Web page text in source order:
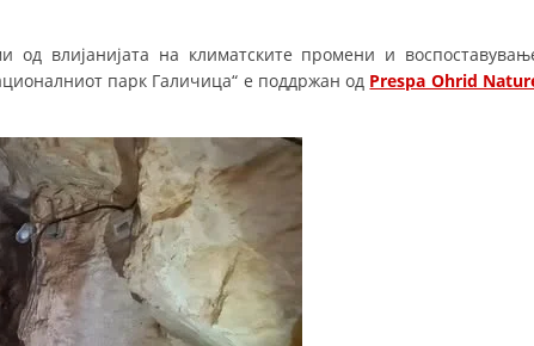
ОДНОСИ СО ЈАВНОСТ
МЕЃУНАРОДНА СОРАБОТКА
ЗНАЧЕЊЕ НА СЛУЖБАТА ЗА БАРАЊЕ
ФОРМУЛАРИ ЗА БАРАЊА
ЗДРАВСТВЕНО ПРЕВЕНТИВНА ДЕЈНОСТ
ПРВА ПОМОШ
од влијанијата на климатските промени и
парк Галичица“ е поддржан од Prespa Ohrid